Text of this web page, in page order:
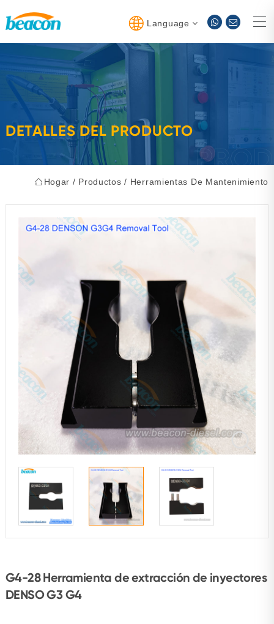
Language
DETALLES DEL PRODUCTO
Hogar / Productos / Herramientas De Mantenimiento
G4-28 Herramienta de extracción de inyectores
DENSO G3 G4